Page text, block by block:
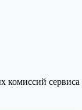
комиссий сервиса